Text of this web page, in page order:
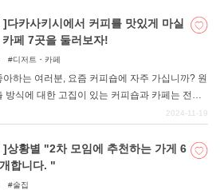
다카사키시에서 커피를 맛있게 마실
카페 7곳을 둘러보자!
디저트・카페
아하는 여러분, 요즘 커피숍에 자주 가십니까? 원
방식에 대한 고집이 있는 커피숍과 카페는 전국
다. 물론 군마현에도 커피 마니아들을 열광케 하
해 보겠습니다. 시내의 맛있는 커피를 마실 수 있
소개하니, 커피숍과 카페 탐방에 활용해보자.
2024-11-19
]상황별 "2차 모임에 추천하는 가게 6
합니다. "
술집